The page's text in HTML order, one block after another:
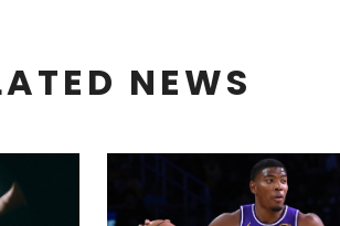
NEWS